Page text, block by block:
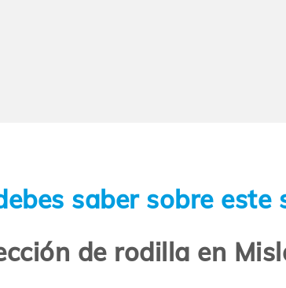
saber sobre este
de rodilla en